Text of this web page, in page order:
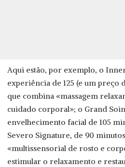
Aqui estão, por exemplo, o
experiência de 125 (e um preço
que combina «massagem
cuidado corporal»; o Grand
envelhecimento facial de 105
Severo Signature, de 90
«multissensorial de rosto e
estimular o relaxamento e